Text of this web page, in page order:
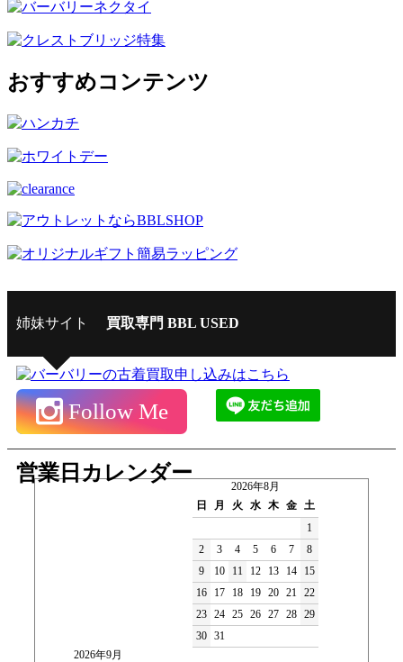
おすすめコンテンツ
姉妹サイト 買取専門 BBL USED
Follow Me
営業日カレンダー
2026年8月
日
月 火 水 木 金
土
1
2
3 4 5 6 7
8
9
10 11 12 13 14
15
16
17 18 19 20 21
22
23 24 25 26 27 28 29
30 31
2026年9月